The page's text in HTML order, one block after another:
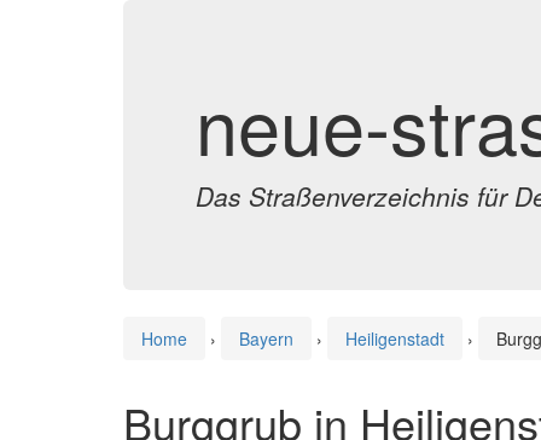
neue-
Das Straßenverzeichnis für
Home › Bayern › Heiligenstadt ›
Burggrub in